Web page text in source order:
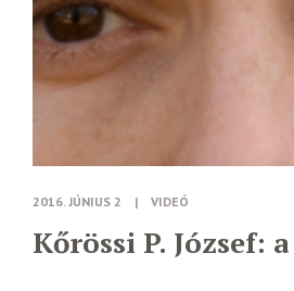
2016. JÚNIUS 2 | VIDEÓ
Kőrössi P. József: